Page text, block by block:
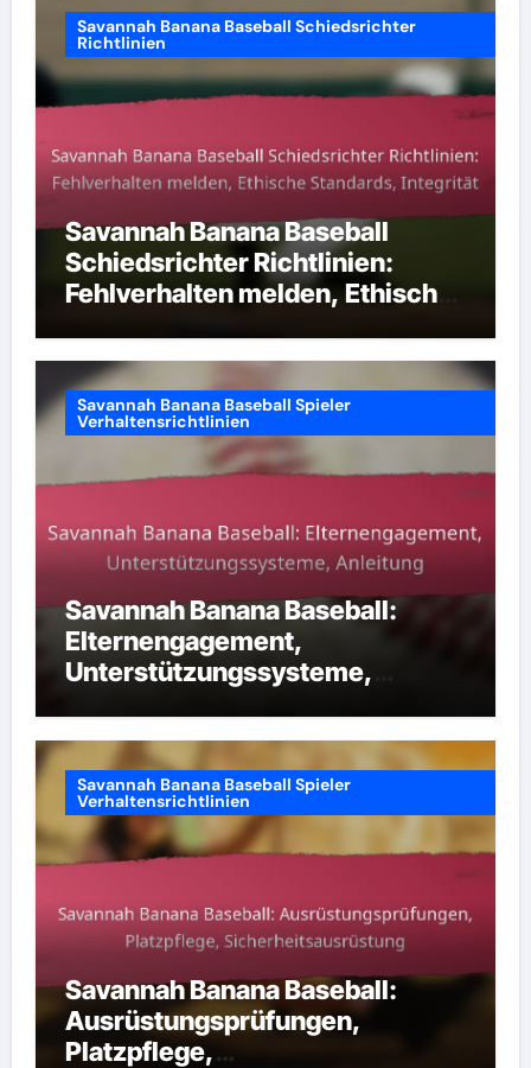
Savannah Banana Baseball Schiedsrichter
Richtlinien
Savannah Banana Baseball
Schiedsrichter Richtlinien:
Fehlverhalten melden, Ethische
Savannah Banana Baseball Spieler
Verhaltensrichtlinien
Savannah Banana Baseball:
Elternengagement,
Unterstützungssysteme,
Savannah Banana Baseball Spieler
Verhaltensrichtlinien
Savannah Banana Baseball:
Ausrüstungsprüfungen,
Platzpflege,